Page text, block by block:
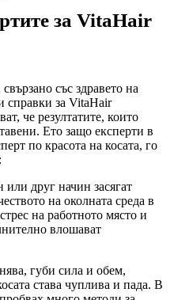
за VitaHair
със здравето на
справки за VitaHair
че резултатите, които
Ето защо експерти в
по красота на косата, го
друг начин засягат
на околната среда в
на работното място и
влошават
губи сила и обем,
става чуплива и пада. В